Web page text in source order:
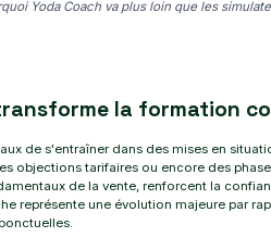
Yoda Coach va plus loin que les
la formation
de s'entraîner dans des mises en
objections tarifaires ou encore des
de la vente, renforcent la
représente une évolution majeure par